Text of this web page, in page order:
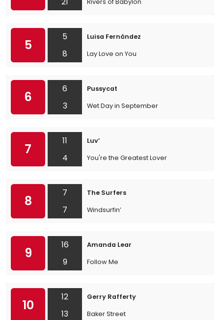
Rivers of Babylon
5
5
8
Luisa Fernández
Lay Love on You
6
6
3
Pussycat
Wet Day in September
7
11
4
Luv’
You're the Greatest Lover
8
7
7
The Surfers
Windsurfin’
9
16
9
Amanda Lear
Follow Me
10
12
13
Gerry Rafferty
Baker Street